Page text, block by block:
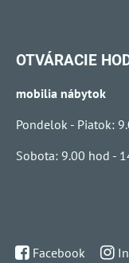
OTVÁRACIE
mobilia nábytok
Pondelok - Piatok:
Sobota: 9.00 hod -
Facebook